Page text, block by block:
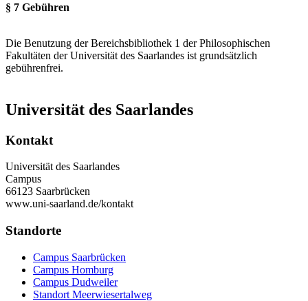
§ 7 Gebühren
Die Benutzung der Bereichsbibliothek 1 der Philosophischen
Fakultäten der Universität des Saarlandes ist grundsätzlich
gebührenfrei.
Universität des Saarlandes
Kontakt
Universität des Saarlandes
Campus
66123 Saarbrücken
www.uni-saarland.de/kontakt
Standorte
Campus Saarbrücken
Campus Homburg
Campus Dudweiler
Standort Meerwiesertalweg